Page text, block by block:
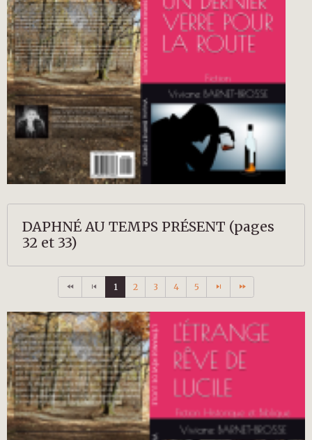
DAPHNÉ AU TEMPS PRÉSENT (pages
32 et 33)
1 2 3 4 5